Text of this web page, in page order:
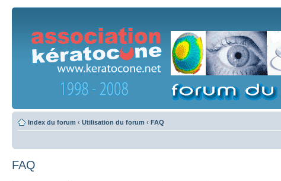
Index du forum ‹ Utilisation du forum ‹ FAQ
FAQ